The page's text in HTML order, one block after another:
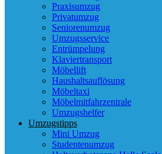
Praxisumzug
Privatumzug
Seniorenumzug
Umzugsservice
Entrümpelung
Klaviertransport
Möbellift
Haushaltsauflösung
Möbeltaxi
Möbelmitfahrzentrale
Umzugshelfer
Umzugstipps
Mini Umzug
Studentenumzug